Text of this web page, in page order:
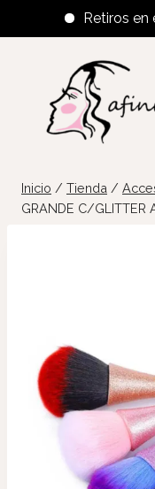
Retiros en el
contenido
Inicio / Tienda /
GRANDE C/GLITTER